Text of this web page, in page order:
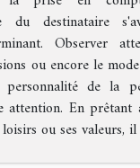
du destinataire
Observer
ou encore le
de la
attention. En prêtant
ou ses valeurs, il